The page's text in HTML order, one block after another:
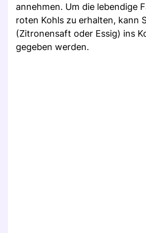
annehmen. Um die lebendige
roten Kohls zu erhalten, kann
(Zitronensaft oder Essig) ins
gegeben werden.